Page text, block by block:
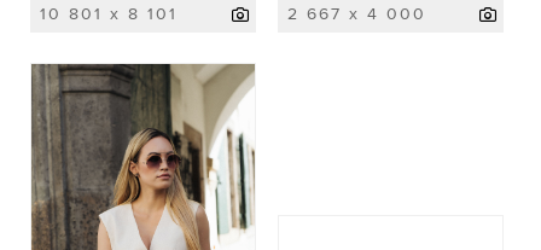
10 801 x 8 101 2 667 x 4 000